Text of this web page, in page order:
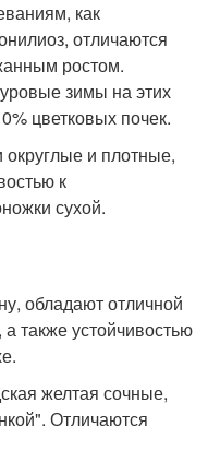
как
отличаются
ростом.
зимы на этих
цветковых почек.
и плотные,
к
сухой.
обладают отличной
также устойчивостью
желтая сочные,
Отличаются